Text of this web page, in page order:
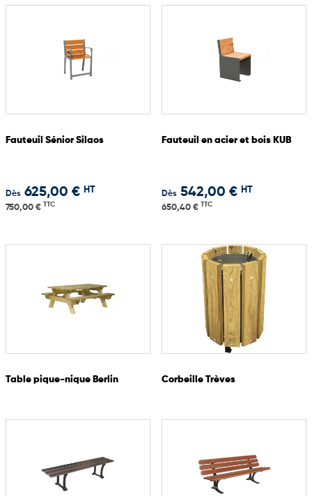
Fauteuil Sénior Silaos
Dès 625,00 € HT
750,00 € TTC
Fauteuil en acier et bois KUB
Dès 542,00 € HT
650,40 € TTC
Table pique-nique Berlin Corbeille Trèves